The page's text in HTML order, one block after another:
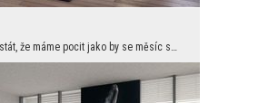
Někdy se může stát, že máme pocit jako by se měsíc schovával za mrakami. Protože máme noc, tak ce...